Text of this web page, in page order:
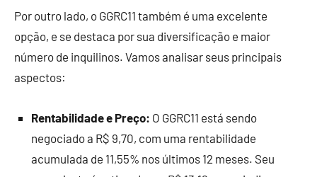
Por outro lado, o GGRC11 também é uma excelente
opção, e se destaca por sua diversificação e maior
número de inquilinos. Vamos analisar seus principais
aspectos:
Rentabilidade e Preço: O GGRC11 está sendo
negociado a R$ 9,70, com uma rentabilidade
acumulada de 11,55% nos últimos 12 meses. Seu